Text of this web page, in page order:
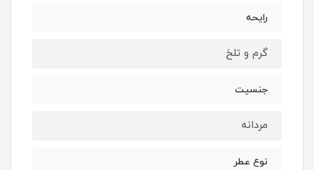
رایحه
گرم و تلخ
جنسیت
مردانه
نوع عطر